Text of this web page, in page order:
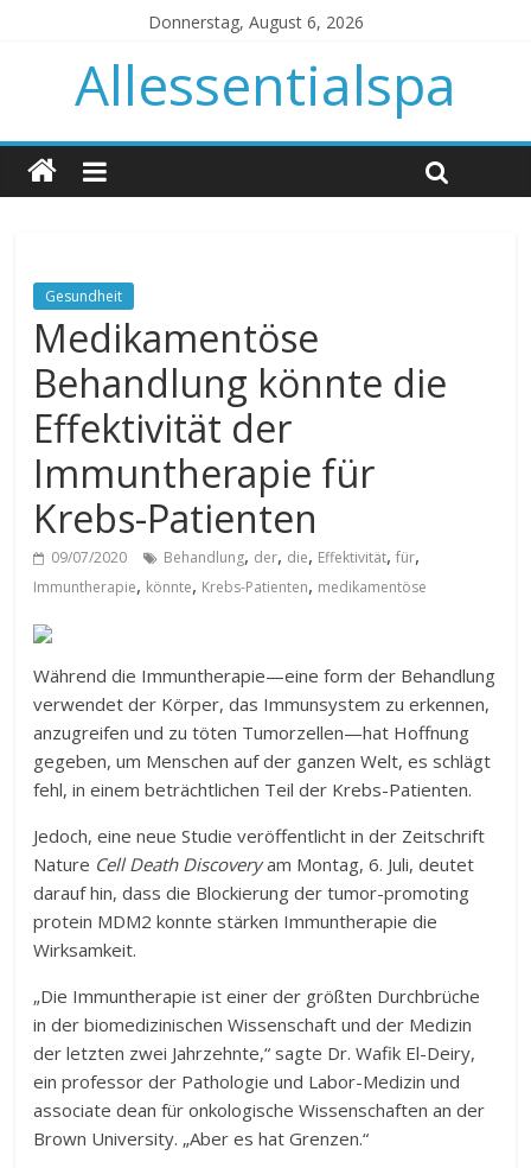
Donnerstag, August 6, 2026
Allessentialspa
Gesundheit
Medikamentöse
Behandlung könnte die
Effektivität der
Immuntherapie für
Krebs-Patienten
09/07/2020 Behandlung, der, die, Effektivität,für,
Immuntherapie, könnte, Krebs-Patienten, medikamentöse
Während die Immuntherapie—eine form der Behandlung
verwendet der Körper, das Immunsystem zu erkennen,
anzugreifen und zu töten Tumorzellen—hat Hoffnung
gegeben, um Menschen auf der ganzen Welt, es schlägt
fehl, in einem beträchtlichen Teil der Krebs-Patienten.
Jedoch, eine neue Studie veröffentlicht in der Zeitschrift
Nature Cell Death Discoveryam Montag, 6. Juli, deutet
darauf hin, dass die Blockierung der tumor-promoting
protein MDM2 konnte stärken Immuntherapie die
Wirksamkeit.
„Die Immuntherapie ist einer der größten Durchbrüche
in der biomedizinischen Wissenschaft und der Medizin
der letzten zwei Jahrzehnte,“ sagte Dr. Wafik El-Deiry,
ein professor der Pathologie und Labor-Medizin und
associate dean für onkologische Wissenschaften an der
Brown University. „Aber es hat Grenzen.“